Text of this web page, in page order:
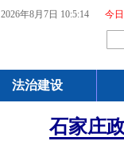
2026年8月7日 10:5:14 今
法治建设
石家庄